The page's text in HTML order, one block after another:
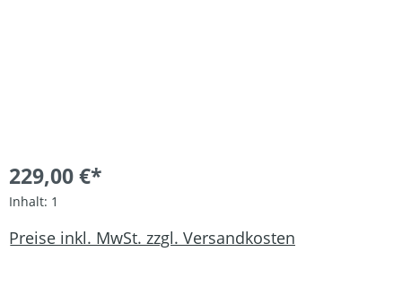
229,00 €*
Inhalt: 1
Preise inkl. MwSt. zzgl. Versandkosten